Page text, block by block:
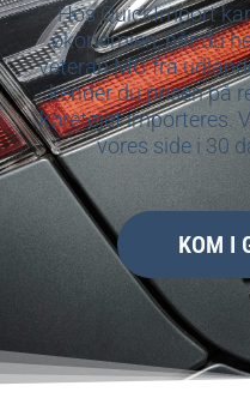
Hos QuickImport
økonomien, når du
veteran MC fra
kender du prisen på
køretøjet importeres.
vores side i 30
KOM I